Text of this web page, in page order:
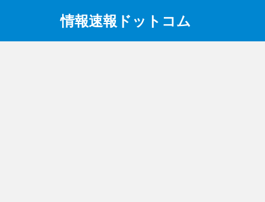
情報速報ドットコム